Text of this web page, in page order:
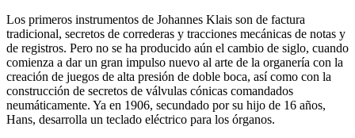
Los primeros instrumentos de Johannes Klais son de factura
tradicional, secretos de correderas y tracciones mecánicas de notas y
de registros. Pero no se ha producido aún el cambio de siglo, cuando
comienza a dar un gran impulso nuevo al arte de la organería con la
creación de juegos de alta presión de doble boca, así como con la
construcción de secretos de válvulas cónicas comandados
neumáticamente. Ya en 1906, secundado por su hijo de 16 años,
Hans, desarrolla un teclado eléctrico para los órganos.